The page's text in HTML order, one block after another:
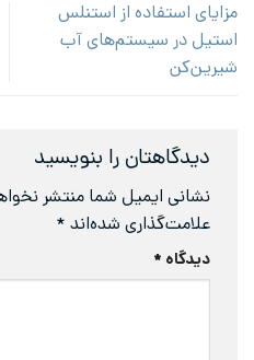
مزایای استفاده از استنلس
استیل در سیستم‌های آب
شیرین‌کن
دیدگاهتان را بنویسید
نشانی ایمیل شما منتشر
علامت‌گذاری شده‌اند *
دیدگاه *